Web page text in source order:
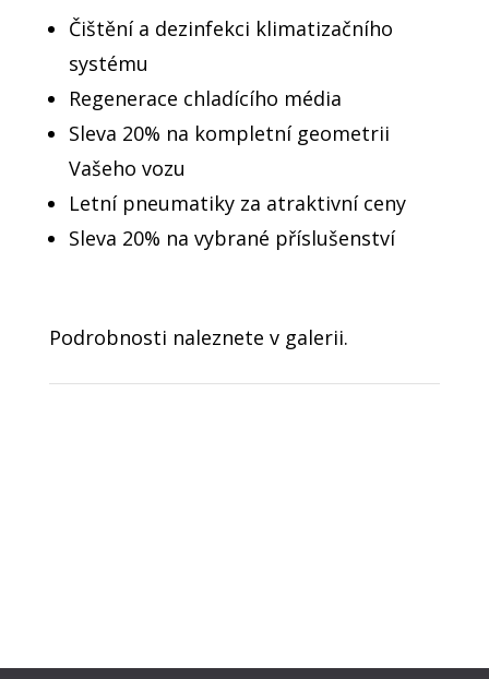
Čištění a dezinfekci klimatizačního
systému
Regenerace chladícího média
Sleva 20% na kompletní geometrii
Vašeho vozu
Letní pneumatiky za atraktivní ceny
Sleva 20% na vybrané příslušenství
Podrobnosti naleznete v galerii.